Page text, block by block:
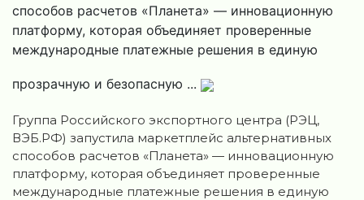
способов расчетов «Планета» — инновационную
платформу, которая объединяет проверенные
международные платежные решения в единую
прозрачную и безопасную ...
Группа Российского экспортного центра (РЭЦ,
ВЭБ.РФ) запустила маркетплейс альтернативных
способов расчетов «Планета» — инновационную
платформу, которая объединяет проверенные
международные платежные решения в единую